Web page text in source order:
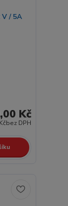
Kč
bez DPH